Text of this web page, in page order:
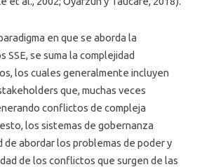
en que se aborda la
se suma la complejidad
los cuales generalmente incluyen
que, muchas veces
conflictos de compleja
los sistemas de gobernanza
de abordar los problemas de poder y
de los conflictos que surgen de las